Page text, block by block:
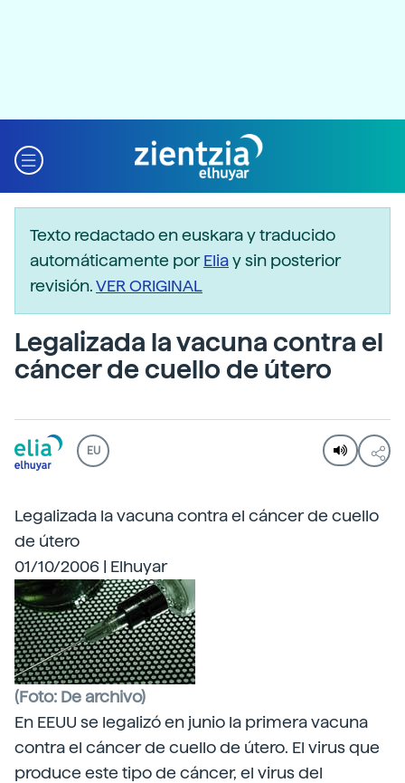
Texto redactado en euskara y traducido
automáticamente porEliay sin posterior
revisión.VER ORIGINAL
Legalizada la vacuna contra el
cáncer de cuello de útero
EU
Legalizada la vacuna contra el cáncer de cuello
de útero
01/10/2006 | Elhuyar
(Foto: De archivo)
En EEUU se legalizó en junio la primera vacuna
contra el cáncer de cuello de útero. El virus que
produce este tipo de cáncer, el virus del